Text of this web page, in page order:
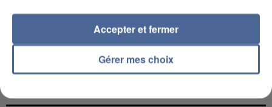
L’UN DES FONDATEURS SUPPOSÉS DE LA DZ
MAFIA INTERPELLÉ EN ALGÉRIE
Gérer mes choix
Accepter et fermer